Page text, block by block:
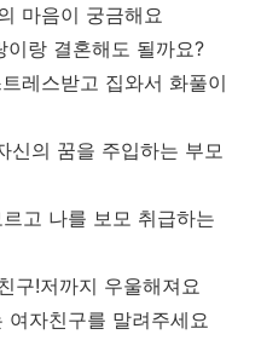
마음이 궁금해요
랑 결혼해도 될까요?
레스받고 집와서 화풀이
신의 꿈을 주입하는 부모
고 나를 보모 취급하는
구!저까지 우울해져요
여자친구를 말려주세요